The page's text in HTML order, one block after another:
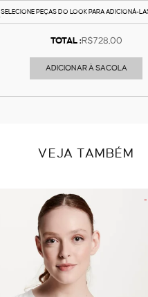
SELECIONE PEÇAS DO LOOK PARA ADICIONÁ-
TOTAL :R$728,00
ADICIONAR À SACOLA
VEJA TAMBÉM
-